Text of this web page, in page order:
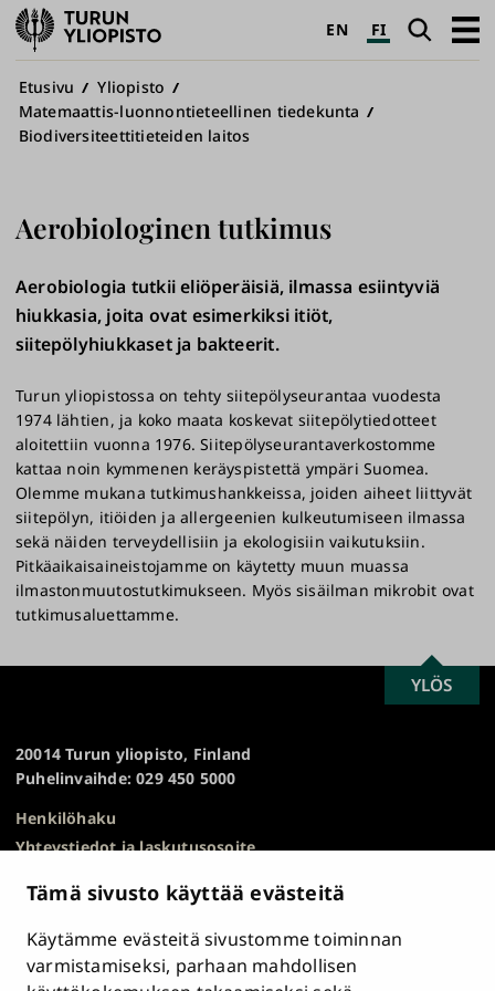
Tämä sivusto käyttää evästeitä
Käytämme evästeitä sivustomme toiminnan
varmistamiseksi, parhaan mahdollisen
Turun
yliopisto
EN FI Haku
Avaa
Murupolku
Etusivu
Yliopisto
Matemaattis-luonnontieteellinen tiedekunta
Biodiversiteettitieteiden laitos
Aerobiologinen tutkimus
Aerobiologia tutkii eliöperäisiä, ilmassa esiintyviä
hiukkasia, joita ovat esimerkiksi itiöt,
siitepölyhiukkaset ja bakteerit.
Turun yliopistossa on tehty siitepölyseurantaa vuodesta
1974 lähtien, ja koko maata koskevat siitepölytiedotteet
aloitettiin vuonna 1976. Siitepölyseurantaverkostomme
kattaa noin kymmenen keräyspistettä ympäri Suomea.
Olemme mukana tutkimushankkeissa, joiden aiheet liittyvät
siitepölyn, itiöiden ja allergeenien kulkeutumiseen ilmassa
sekä näiden terveydellisiin ja ekologisiin vaikutuksiin.
Pitkäaikaisaineistojamme on käytetty muun muassa
ilmastonmuutostutkimukseen. Myös sisäilman mikrobit ovat
tutkimusaluettamme.
20014 Turun yliopisto, Finland
Puhelinvaihde: 029 450 5000
Henkilöhaku
Yhteystiedot ja laskutusosoite
HR Excellence in Research
Tietosuojailmoitus
Asiakirjajulkisuuskuvaus ja tietopyynnöt
SCROLL
TO
YLÖS